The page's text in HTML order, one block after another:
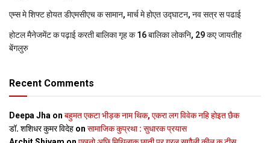
एम्स मे शिफ्ट होयत डीएमसीएच क सामान, मार्च मे होएत उद्घाटन, नव सत्र स पढाई
होटल मैनेजमेंट क पढ़ाई करती बालिका गृह क 16 बालिका लोकनि, 29 कए जायतीह
बेंगलुरु
Recent Comments
Deepa Jha on बहुमत एकटा भीड़क नाम थिक, एकरा लग विवेक नहि होइत छैक
डॉ. शशिधर कुमर विदेह on सामाजिक कुप्रथा : सुधारक प्रयास